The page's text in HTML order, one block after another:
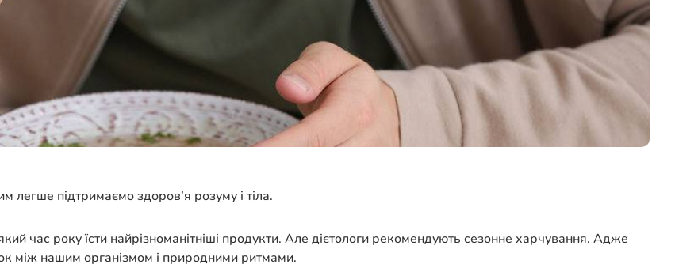
підтримаємо здоров’я розуму і тіла.
час року їсти найрізноманітніші продукти. Але дієтологи рекомендують сезонне харчування. Адже
між нашим організмом і природними ритмами.